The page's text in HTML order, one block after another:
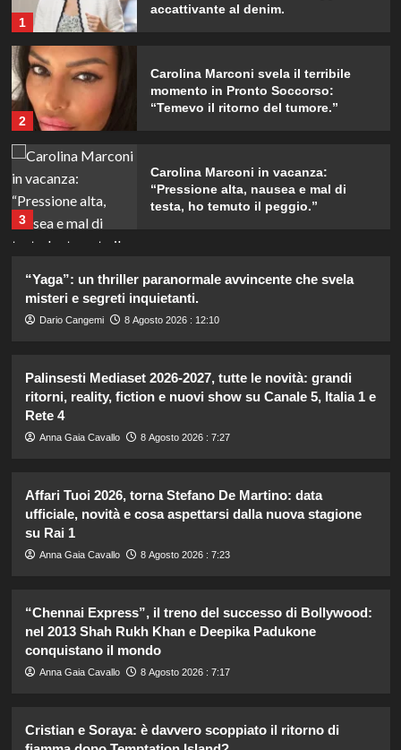
1
accattivante al denim.
2
Carolina Marconi svela il terribile
momento in Pronto Soccorso:
“Temevo il ritorno del tumore.”
3
Carolina Marconi in vacanza:
“Pressione alta, nausea e mal di
testa, ho temuto il peggio.”
4
finita la relazione con Alessio Pilli
Stella?
Elisabetta Gregoraci incontra la
sorella in Costa Smeralda: momenti
da ricordare insieme.
accattivante al denim.
“Pressione alta, nausea e mal di
“Yaga”: un thriller paranormale avvincente che svela
misteri e segreti inquietanti.
Dario Cangemi 8 Agosto 2026 : 12:10
Palinsesti Mediaset 2026-2027, tutte le novità: grandi
ritorni, reality, fiction e nuovi show su Canale 5, Italia 1 e
Rete 4
Anna Gaia Cavallo 8 Agosto 2026 : 7:27
Affari Tuoi 2026, torna Stefano De Martino: data
ufficiale, novità e cosa aspettarsi dalla nuova stagione
su Rai 1
Anna Gaia Cavallo 8 Agosto 2026 : 7:23
“Chennai Express”, il treno del successo di Bollywood:
nel 2013 Shah Rukh Khan e Deepika Padukone
conquistano il mondo
Anna Gaia Cavallo 8 Agosto 2026 : 7:17
Cristian e Soraya: è davvero scoppiato il ritorno di